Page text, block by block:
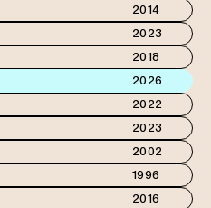
2014
2023
2018
2026
2022
2023
2002
1996
2016